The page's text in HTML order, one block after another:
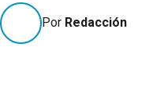
Por Redacción